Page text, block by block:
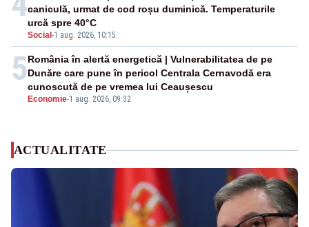
Social -1 aug. 2026, 10:15
caniculă, urmat de cod roșu duminică. Temperaturile
urcă spre 40°C
5
Economie-1 aug. 2026, 09:32
România în alertă energetică | Vulnerabilitatea de pe
Dunăre care pune în pericol Centrala Cernavodă era
cunoscută de pe vremea lui Ceaușescu
ACTUALITATE